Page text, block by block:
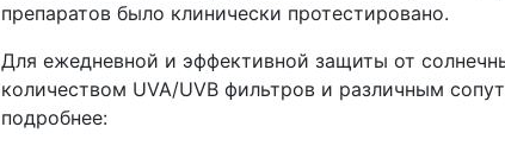
препаратов было клинически протестировано.
Для ежедневной и эффективной защиты от
количеством UVA/UVB фильтров и различным
подробнее: